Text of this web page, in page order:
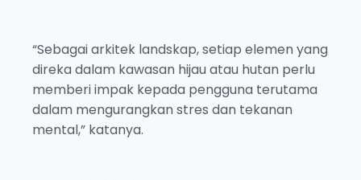
“Sebagai arkitek landskap, setiap elemen yang
direka dalam kawasan hijau atau hutan perlu
memberi impak kepada pengguna terutama
dalam mengurangkan stres dan tekanan
mental,” katanya.